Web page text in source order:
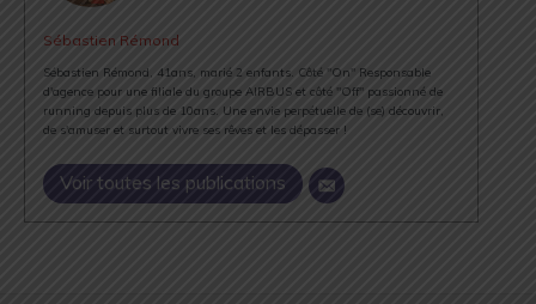
Sébastien Rémond
Sébastien Rémond, 41ans, marié 2 enfants. Côté "On" Responsable
d'agence pour une filiale du groupe AIRBUS et côté "Off" passionné de
running depuis plus de 10ans. Une envie perpétuelle de (se) découvrir,
de s'amuser et surtout vivre ses rêves et les dépasser !
Voir toutes les publications